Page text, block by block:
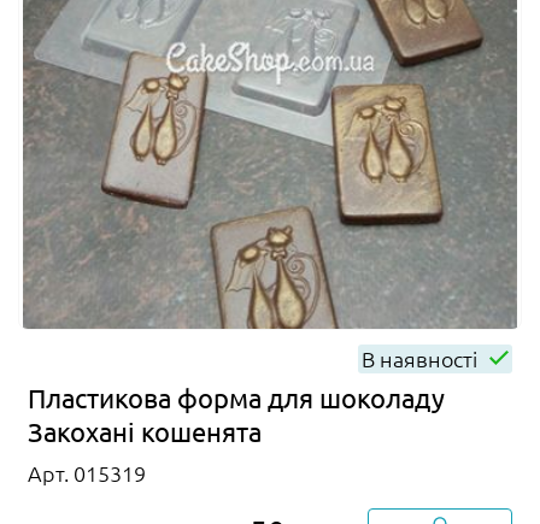
В наявності
Пластикова форма для шоколаду
Закохані кошенята
Арт. 015319